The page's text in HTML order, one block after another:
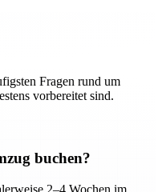
Fragen rund um
vorbereitet sind.
buchen?
2–4 Wochen im